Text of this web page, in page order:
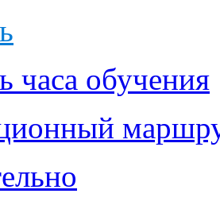
часа обучения